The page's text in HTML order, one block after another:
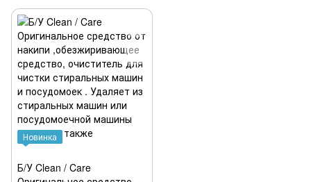
Новинка
Б/У Clean / Care